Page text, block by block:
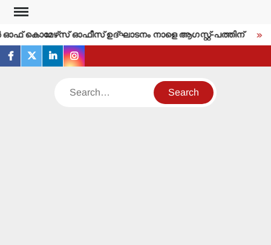
Skip
content
ഓഫ് കൊമേഴ്‌സ് ഓഫീസ് ഉദ്ഘാടനം നാളെ ആഗസ്റ്റ്-പത്തിന്
facebook
twitterlinkedininstagram
Search